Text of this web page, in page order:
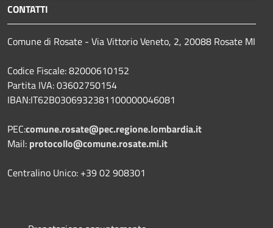
CONTATTI
Comune di Rosate - Via Vittorio Veneto, 2, 20088 Rosate MI
Codice Fiscale: 82000610152
Partita IVA: 03602750154
IBAN:IT62B0306932381100000046081
PEC:comune.rosate@pec.regione.lombardia.it
Mail: protocollo@comune.rosate.mi.it
Centralino Unico: +39 02 908301